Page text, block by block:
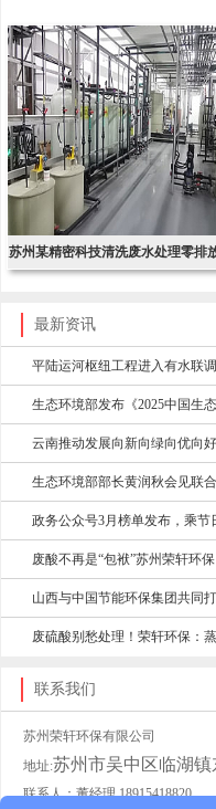
苏州某精密科技清洗废水处理零排
最新资讯
平陆运河枢纽工程进入有水联
生态环境部发布《2025中国生
云南推动发展向新向绿向优向
生态环境部部长黄润秋会见联
政务公众号3月榜单发布，乘节
废酸不再是“包袱”苏州荣轩环
山西与中国节能环保集团共同
废硫酸别愁处理！荣轩环保：
联系我们
苏州荣轩环保有限公司
地址:苏州市吴中区临湖镇
联系人：董经理 18915418820